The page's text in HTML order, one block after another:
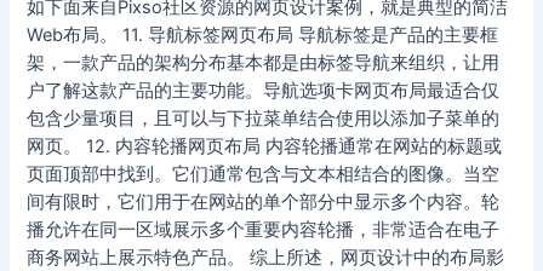
如下面来自Pixso社区资源的网页设计案例，就是典型的简洁
Web布局。 11. 导航标签网页布局 导航标签是产品的主要框
架，一款产品的架构分布基本都是由标签导航来组织，让用
户了解这款产品的主要功能。导航选项卡网页布局最适合仅
包含少量项目，且可以与下拉菜单结合使用以添加子菜单的
网页。 12. 内容轮播网页布局 内容轮播通常在网站的标题或
页面顶部中找到。它们通常包含与文本相结合的图像。当空
间有限时，它们用于在网站的单个部分中显示多个内容。轮
播允许在同一区域展示多个重要内容轮播，非常适合在电子
商务网站上展示特色产品。 综上所述，网页设计中的布局影